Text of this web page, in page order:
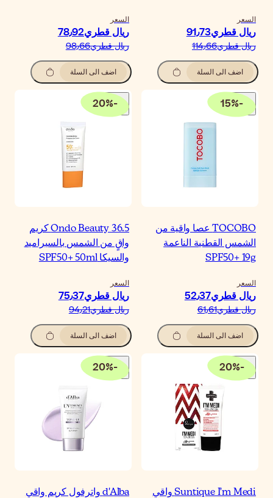
السعر
ريال قطري‏78٫92
ريال قطري‏98٫66
اضف الى السلة
20 %
Ondo Beauty 36.5 كريم
واقٍ من الشمس بالسيراميد
والسيكا SPF50+ 50ml
السعر
ريال قطري‏75٫37
ريال قطري‏94٫21
اضف الى السلة
20 %
d'Alba واترفول كريم واقي